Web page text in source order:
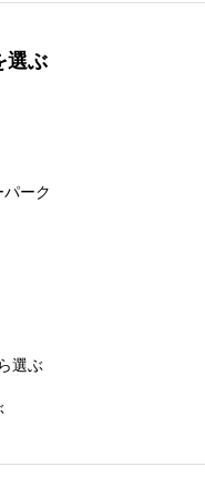
選ぶ
ーク
選ぶ